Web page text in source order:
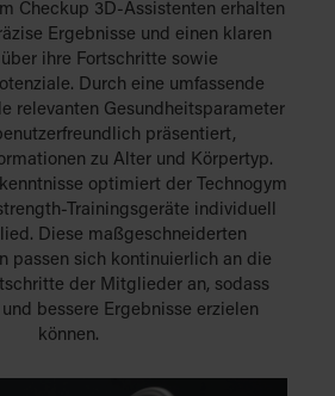
Checkup 3D-Assistenten erhalten
Ergebnisse und einen klaren
ihre Fortschritte sowie
Durch eine umfassende
relevanten Gesundheitsparameter
präsentiert,
zu Alter und Körpertyp.
optimiert der Technogym
Trainingsgeräte individuell
Diese maßgeschneiderten
passen sich kontinuierlich an die
der Mitglieder an, sodass
bessere Ergebnisse erzielen
können.